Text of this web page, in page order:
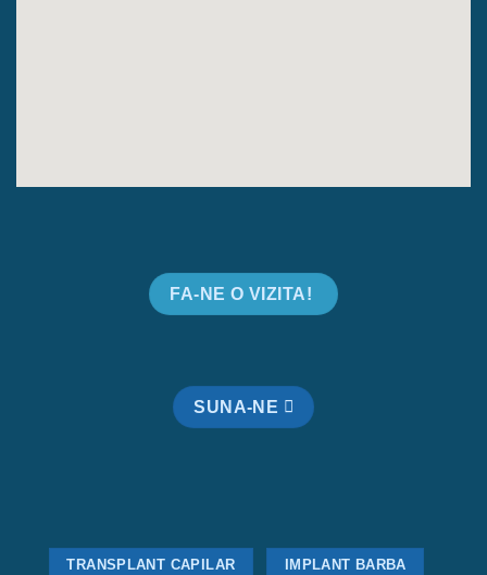
FA-NE O VIZITA!
SUNA-NE
TRANSPLANT CAPILAR IMPLANT BARBA